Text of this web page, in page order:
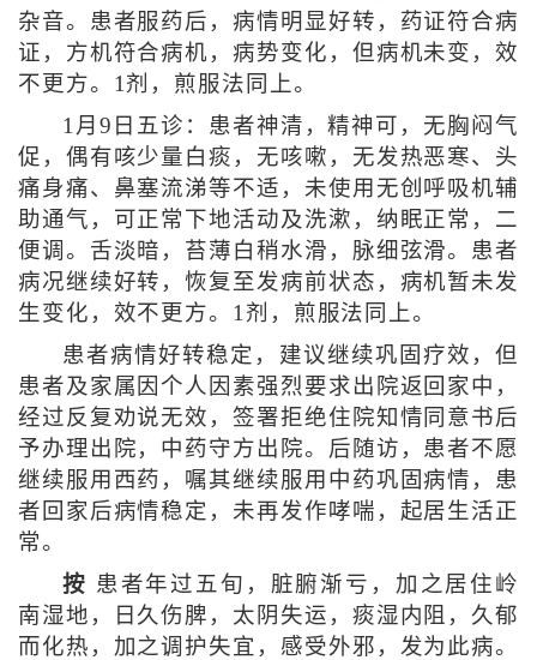
杂音。患者服药后，病情明显好转，药证符合病
证，方机符合病机，病势变化，但病机未变，效
不更方。1剂，煎服法同上。
1月9日五诊：患者神清，精神可，无胸闷气
促，偶有咳少量白痰，无咳嗽，无发热恶寒、头
痛身痛、鼻塞流涕等不适，未使用无创呼吸机辅
助通气，可正常下地活动及洗漱，纳眠正常，二
便调。舌淡暗，苔薄白稍水滑，脉细弦滑。患者
病况继续好转，恢复至发病前状态，病机暂未发
生变化，效不更方。1剂，煎服法同上。
患者病情好转稳定，建议继续巩固疗效，但
患者及家属因个人因素强烈要求出院返回家中，
经过反复劝说无效，签署拒绝住院知情同意书后
予办理出院，中药守方出院。后随访，患者不愿
继续服用西药，嘱其继续服用中药巩固病情，患
者回家后病情稳定，未再发作哮喘，起居生活正
常。
按 患者年过五旬，脏腑渐亏，加之居住岭
南湿地，日久伤脾，太阴失运，痰湿内阻，久郁
而化热，加之调护失宜，感受外邪，发为此病。